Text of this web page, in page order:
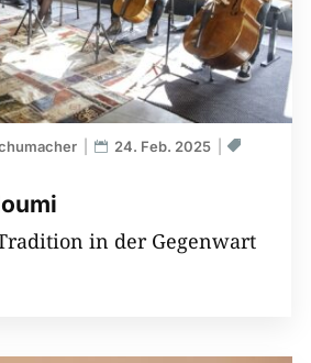
24. Feb. 2025
in der Gegenwart